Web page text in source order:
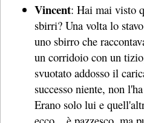
Vincent: Hai mai visto
sbirri? Una volta lo
uno sbirro che
un corridoio con un
svuotato addosso il
successo niente, non
Erano solo lui e